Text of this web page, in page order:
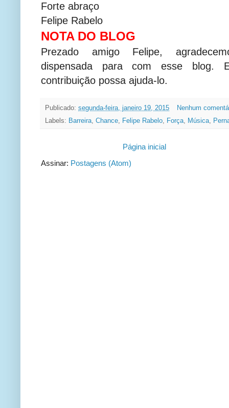
Forte abraço
Felipe Rabelo
NOTA DO BLOG
Prezado amigo Felipe,
dispensada para com esse blog.
contribuição possa ajuda-lo.
Publicado: segunda-feira, janeiro 19, 2015
Nenhum
Labels: Barreira, Chance, Felipe Rabelo, Força, Música,
Página inicial
Assinar: Postagens (Atom)